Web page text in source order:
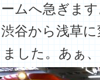
ムへ急ぎま
谷から浅草
した。あぁ